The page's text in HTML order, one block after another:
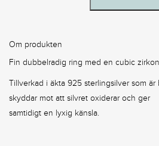
Om produkten
Fin dubbelradig ring med en cubic
Tillverkad i äkta 925 sterlingsilver som
skyddar mot att silvret oxiderar och ger
samtidigt en lyxig känsla.